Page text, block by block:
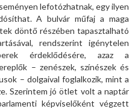
lefotózhatnak, egy ilyen
A bulvár műfaj a maga
döntő részében tapasztalható
rendszerint igénytelen
érdeklődésére, azaz a
– zenészek, színészek és
– dolgaival foglalkozik, mint a
Szerintem jó ötlet volt a naptár
képviselőként végzett